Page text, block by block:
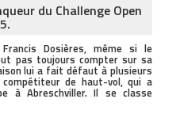
du Challenge Open
Dosières, même si le
pas toujours compter sur sa
lui a fait défaut à plusieurs
de haut-vol, qui a
à Abreschviller. Il se classe